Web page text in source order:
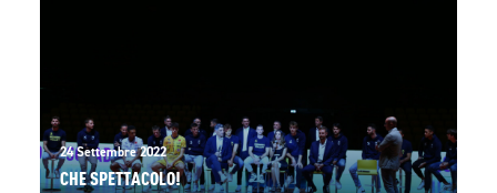
24 Settembre 2022
CHE SPETTACOLO!